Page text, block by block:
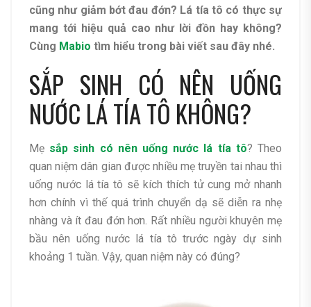
cũng như giảm bớt đau đớn? Lá tía tô có thực sự
mang tới hiệu quả cao như lời đồn hay không?
Cùng Mabio tìm hiểu trong bài viết sau đây nhé.
SẮP SINH CÓ NÊN UỐNG
NƯỚC LÁ TÍA TÔ KHÔNG?
Mẹ sắp sinh có nên uống nước lá tía tô? Theo
quan niệm dân gian được nhiều mẹ truyền tai nhau thì
uống nước lá tía tô sẽ kích thích tử cung mở nhanh
hơn chính vì thế quá trình chuyển dạ sẽ diễn ra nhẹ
nhàng và ít đau đớn hơn. Rất nhiều người khuyên mẹ
bầu nên uống nước lá tía tô trước ngày dự sinh
khoảng 1 tuần. Vậy, quan niệm này có đúng?